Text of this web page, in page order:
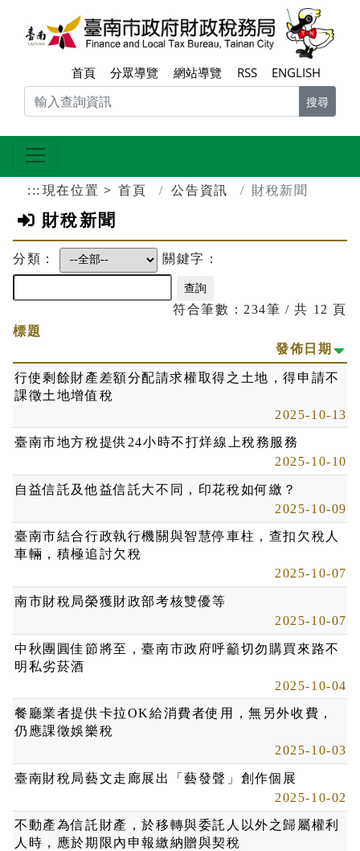
跳到主要內容區塊
首頁 分眾導覽 網站導覽 RSS ENGLISH
搜尋
::: 現在位置 首頁 公告資訊 財稅新聞
財稅新聞
分類： 關鍵字：
符合筆數：234筆 / 共 12 頁
標題
發佈日期
行使剩餘財產差額分配請求權取得之土地，得申請不
課徵土地增值稅
2025-10-13
臺南市地方稅提供24小時不打烊線上稅務服務
2025-10-10
自益信託及他益信託大不同，印花稅如何繳？
2025-10-09
臺南市結合行政執行機關與智慧停車柱，查扣欠稅人
車輛，積極追討欠稅
2025-10-07
南市財稅局榮獲財政部考核雙優等
2025-10-07
中秋團圓佳節將至，臺南市政府呼籲切勿購買來路不
明私劣菸酒
2025-10-04
餐廳業者提供卡拉OK給消費者使用，無另外收費，
仍應課徵娛樂稅
2025-10-03
臺南財稅局藝文走廊展出「藝發聲」創作個展
2025-10-02
不動產為信託財產，於移轉與委託人以外之歸屬權利
人時，應於期限內申報繳納贈與契稅